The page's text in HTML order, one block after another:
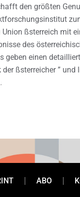
den größten
ßsterreich mit
des
geben einen
ßsterreicher ” und
ABO